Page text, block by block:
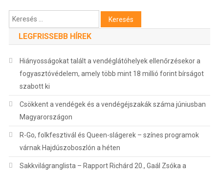
Keresés:
LEGFRISSEBB HÍREK
Hiányosságokat talált a vendéglátóhelyek ellenőrzésekor a
fogyasztóvédelem, amely több mint 18 millió forint bírságot
szabott ki
Csökkent a vendégek és a vendégéjszakák száma júniusban
Magyarországon
R-Go, folkfesztivál és Queen-slágerek – színes programok
várnak Hajdúszoboszlón a héten
Sakkvilágranglista – Rapport Richárd 20., Gaál Zsóka a